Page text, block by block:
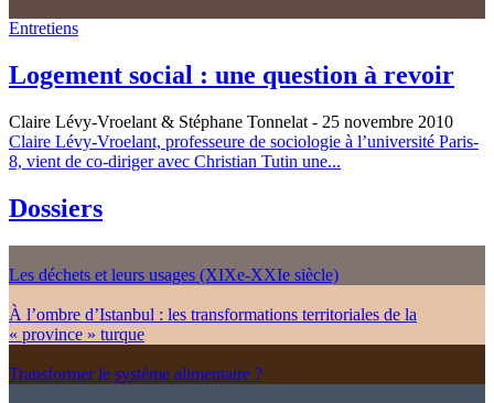
Entretiens
Logement social : une question à revoir
Claire Lévy-Vroelant & Stéphane Tonnelat - 25 novembre 2010
Claire Lévy-Vroelant, professeure de sociologie à l’université Paris-
8, vient de co-diriger avec Christian Tutin une...
Dossiers
Les déchets et leurs usages (XIXe-XXIe siècle)
À l’ombre d’Istanbul : les transformations territoriales de la
« province » turque
Transformer le système alimentaire ?